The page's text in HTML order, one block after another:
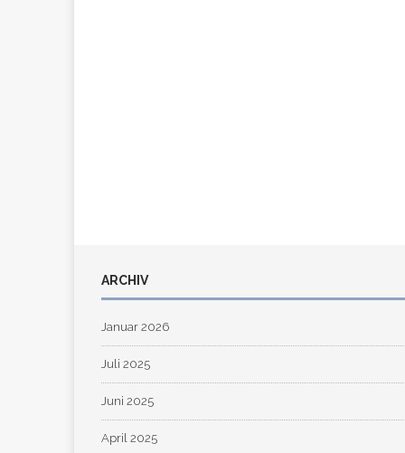
ARCHIV
Januar 2026
Juli 2025
Juni 2025
April 2025